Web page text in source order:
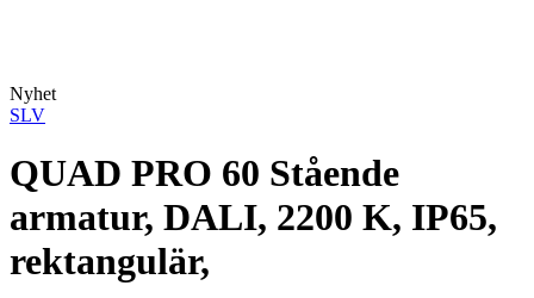
Nyhet
SLV
QUAD PRO 60 Stående
armatur, DALI, 2200 K, IP65,
rektangulär,